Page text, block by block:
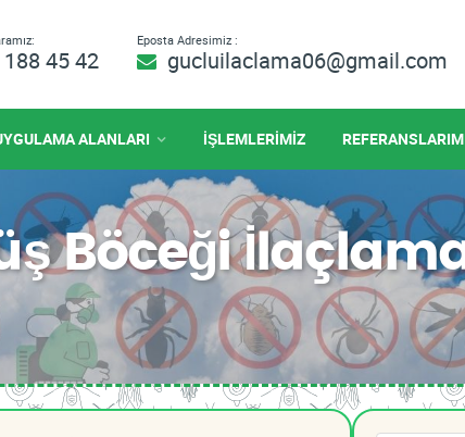
45 42
Eposta Adresimiz :
gucluilaclama06@gmail.com
ALANLARI İŞLEMLERİMİZ
Böceği